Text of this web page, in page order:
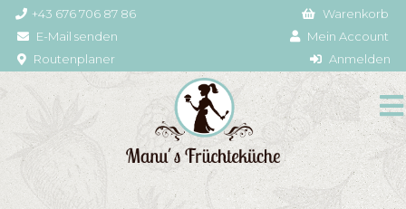
+43 676 706 87 86
E-Mail senden
Routenplaner
Warenkorb
Mein Account
Anmelden